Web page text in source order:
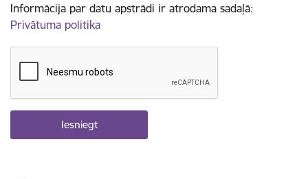
Informācija par datu apstrādi ir atrodama sadaļā:
Privātuma politika